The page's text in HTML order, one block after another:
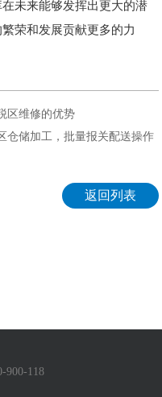
未来能够发挥出更大的潜
荣和发展贡献更多的力
区维修的优势
仓储加工，批量报关配送操作
返回列表
900-118